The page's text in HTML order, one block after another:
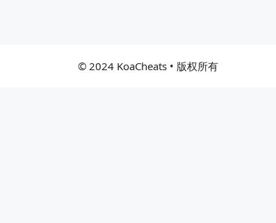
© 2024 KoaCheats • 版权所有